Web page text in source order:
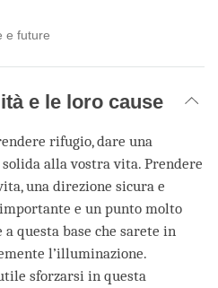
e future
e le loro cause
rifugio, dare una
alla vostra vita. Prendere
una direzione sicura e
e un punto molto
questa base che sarete in
l’illuminazione.
sforzarsi in questa